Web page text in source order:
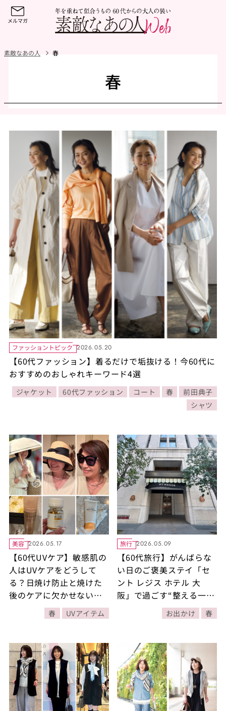
素敵なあの人 春
春
ファッショントピック 2026.05.20
【60代ファッション】着るだけで垢抜ける！今60代に
おすすめのおしゃれキーワード4選
ジャケット 60代ファッション コート 春
前田典子
シャツ
美容 2026.05.17
【60代UVケア】敏感肌の
人はUVケアをどうして
る？日焼け防止と焼けた
後のケアに欠かせないお
気に入りアイテム10選
春 UVアイテム
旅行 2026.05.09
【60代旅行】がんばらな
い日のご褒美ステイ「セ
ント レジス ホテル 大
阪」で過ごす“整える一
お出かけ 春